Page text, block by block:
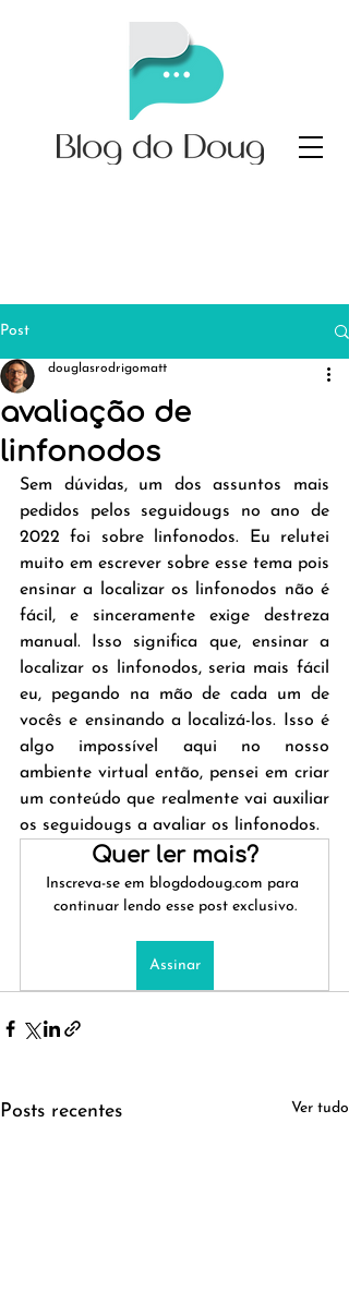
Post
avaliação de
linfonodos
douglasrodrigomatt
Sem dúvidas, um dos assuntos mais
pedidos pelos seguidougs no ano de
2022 foi sobre linfonodos. Eu relutei
muito em escrever sobre esse tema pois
ensinar a localizar os linfonodos não é
fácil, e sinceramente exige destreza
manual. Isso significa que, ensinar a
localizar os linfonodos, seria mais fácil
eu, pegando na mão de cada um de
vocês e ensinando a localizá-los. Isso é
algo impossível aqui no nosso
ambiente virtual então, pensei em criar
um conteúdo que realmente vai auxiliar
os seguidougs a avaliar os linfonodos.
Quer ler mais?
Inscreva-se em blogdodoug.com para
continuar lendo esse post exclusivo.
Assinar
Posts recentes Ver tudo